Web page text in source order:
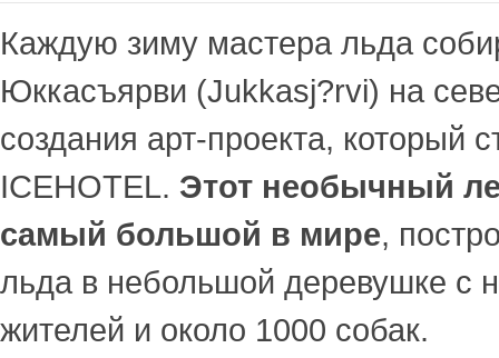
Каждую зиму мастера льда
Юккасъярви (Jukkasj?rvi) на
создания арт-проекта, который
ICEHOTEL. Этот необычный
самый большой в мире,
льда в небольшой деревушке с
жителей и около 1000 собак.